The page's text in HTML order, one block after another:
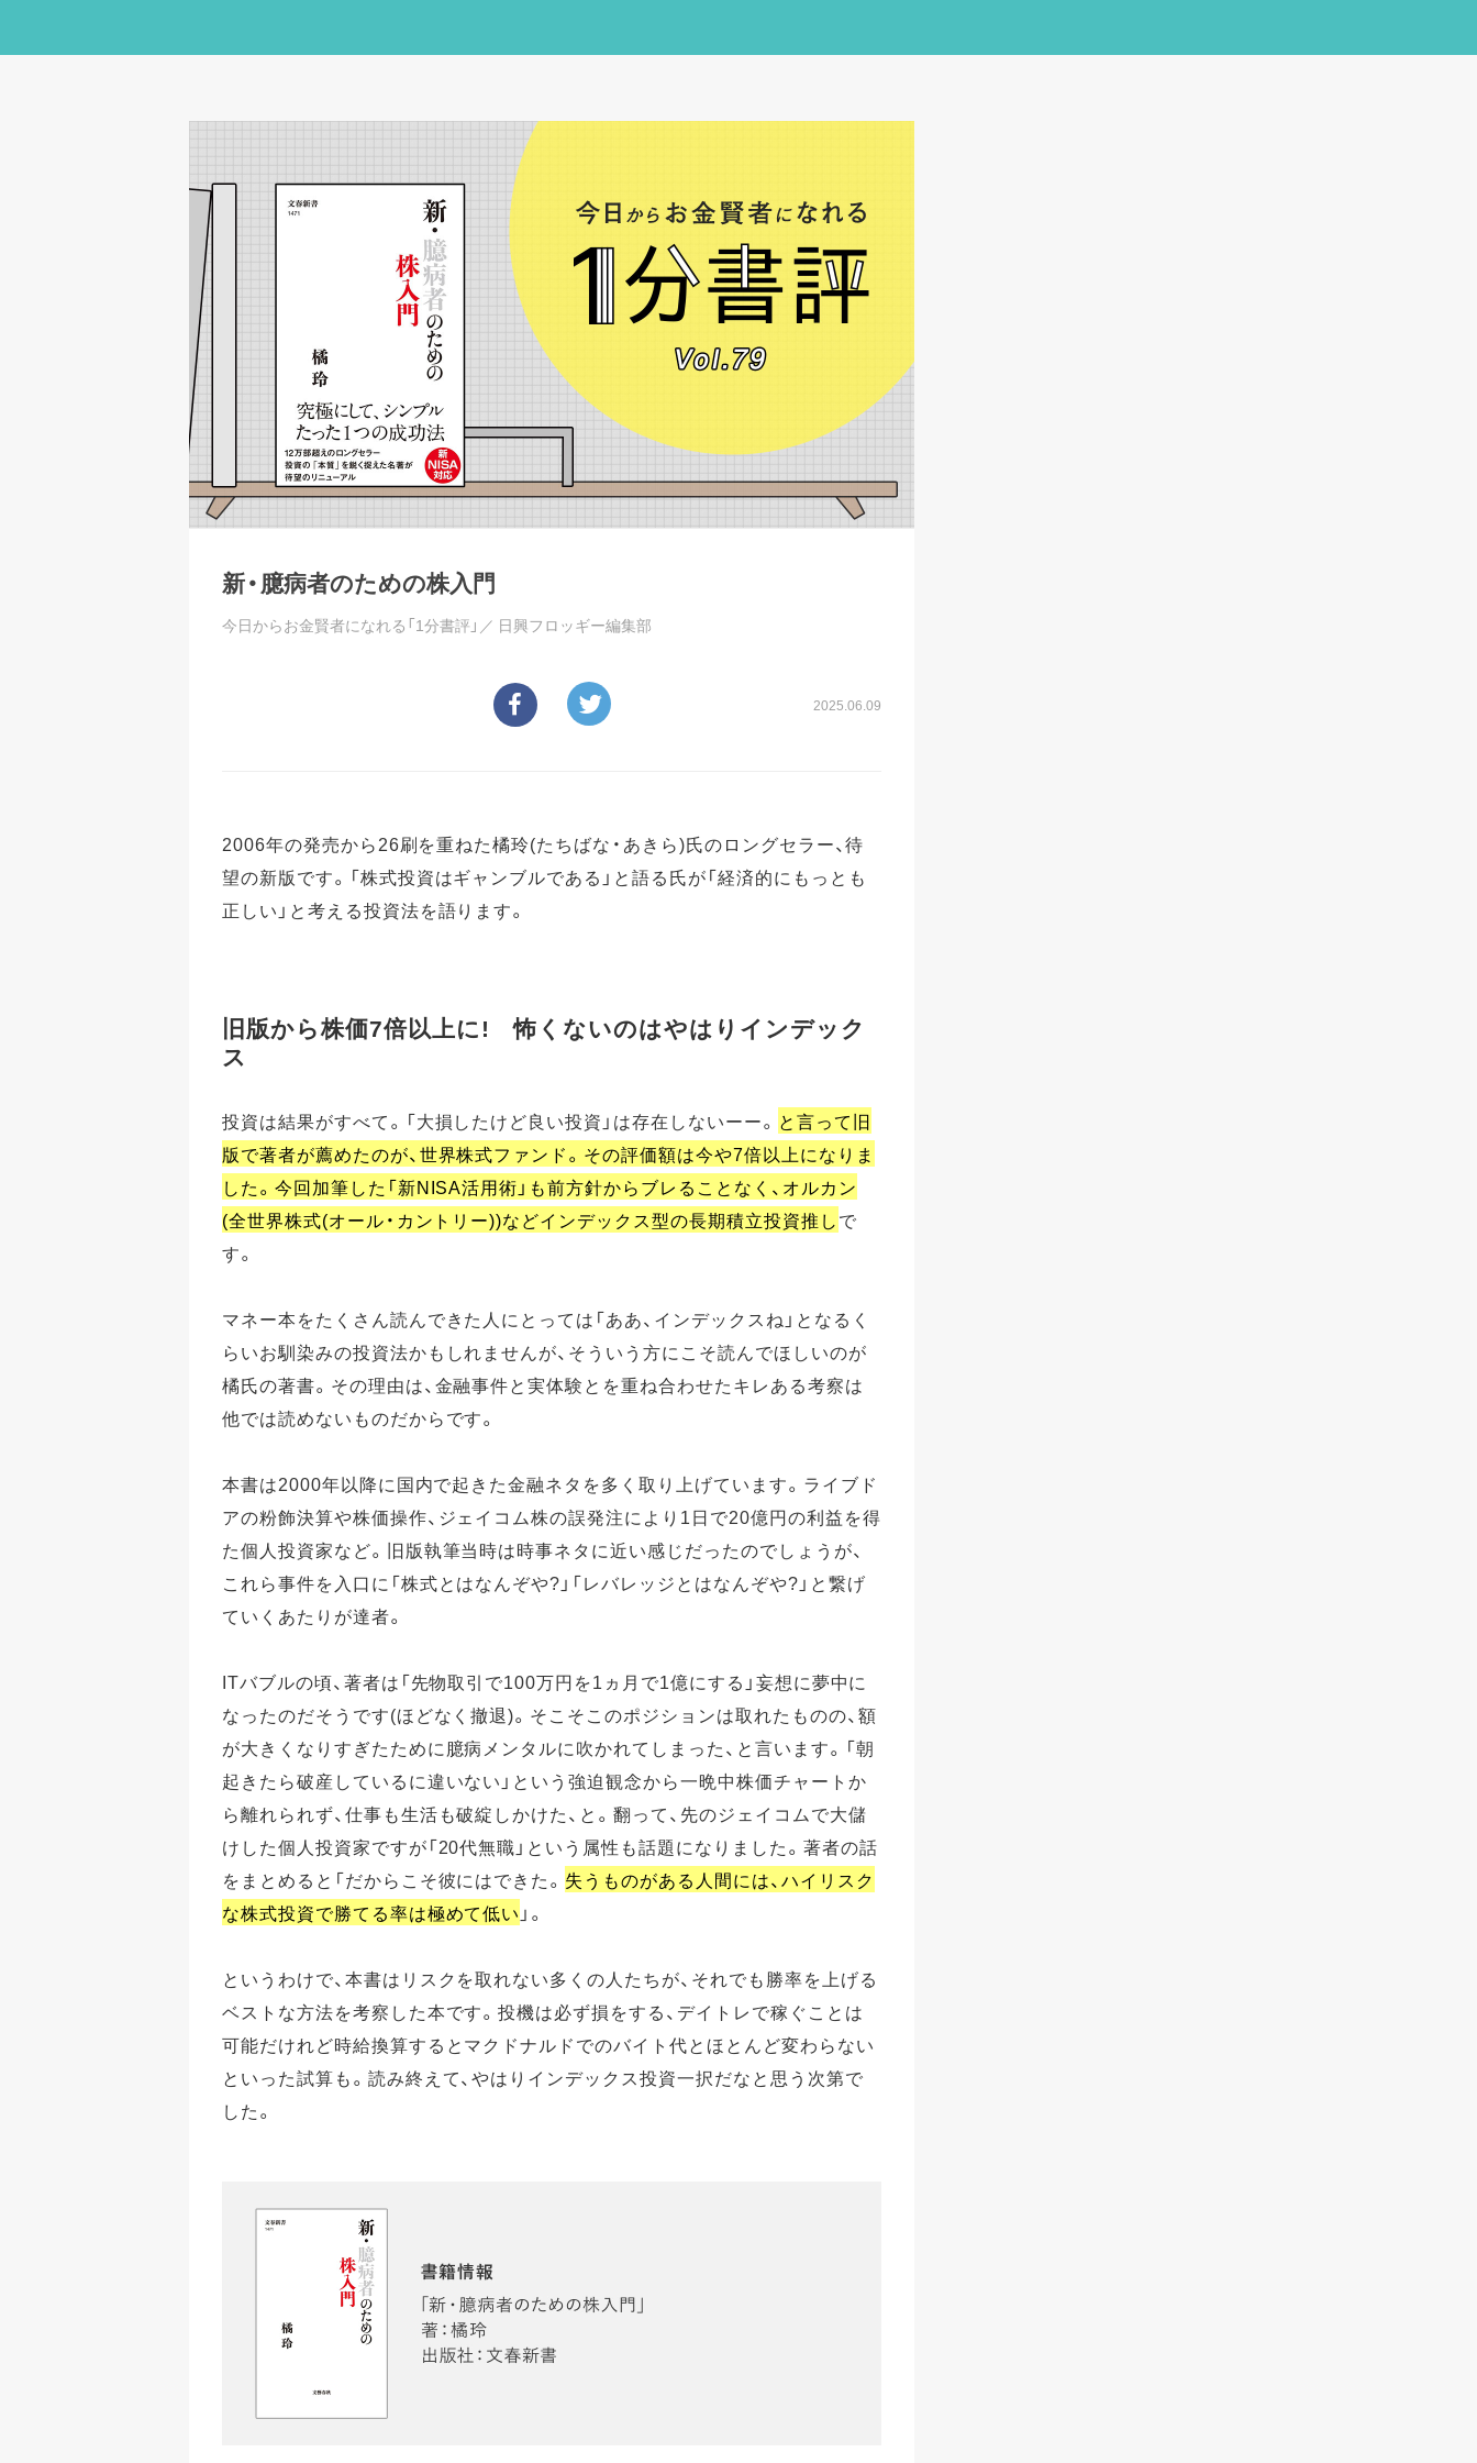
新・臆病者のための株入門
今日からお金賢者になれる「1分書評」／ 日興フロッギー編集部
2025.06.09
2006年の発売から26刷を重ねた橘玲(たちばな・あきら)氏のロングセラー、待
望の新版です。「株式投資はギャンブルである」と語る氏が「経済的にもっとも
正しい」と考える投資法を語ります。
旧版から株価7倍以上に! 怖くないのはやはりインデック
ス
投資は結果がすべて。「大損したけど良い投資」は存在しないーー。 と言って旧
版で著者が薦めたのが、世界株式ファンド。その評価額は今や7倍以上になりま
した。今回加筆した「新NISA活用術」も前方針からブレることなく、オルカン
(全世界株式(オール・カントリー))などインデックス型の長期積立投資推しで
す。
マネー本をたくさん読んできた人にとっては「ああ、インデックスね」となるく
らいお馴染みの投資法かもしれませんが、そういう方にこそ読んでほしいのが
橘氏の著書。その理由は、金融事件と実体験とを重ね合わせたキレある考察は
他では読めないものだからです。
本書は2000年以降に国内で起きた金融ネタを多く取り上げています。ライブド
アの粉飾決算や株価操作、ジェイコム株の誤発注により1日で20億円の利益を得
た個人投資家など。旧版執筆当時は時事ネタに近い感じだったのでしょうが、
これら事件を入口に「株式とはなんぞや?」「レバレッジとはなんぞや?」と繋げ
ていくあたりが達者。
ITバブルの頃、著者は「先物取引で100万円を1ヵ月で1億にする」妄想に夢中に
なったのだそうです(ほどなく撤退)。そこそこのポジションは取れたものの、額
が大きくなりすぎたために臆病メンタルに吹かれてしまった、と言います。「朝
起きたら破産しているに違いない」という強迫観念から一晩中株価チャートか
ら離れられず、仕事も生活も破綻しかけた、と。翻って、先のジェイコムで大儲
けした個人投資家ですが「20代無職」という属性も話題になりました。著者の話
をまとめると「だからこそ彼にはできた。 失うものがある人間には、ハイリスク
な株式投資で勝てる率は極めて低い 」。
というわけで、本書はリスクを取れない多くの人たちが、それでも勝率を上げる
ベストな方法を考察した本です。投機は必ず損をする、デイトレで稼ぐことは
可能だけれど時給換算するとマクドナルドでのバイト代とほとんど変わらない
といった試算も。読み終えて、やはりインデックス投資一択だなと思う次第で
した。